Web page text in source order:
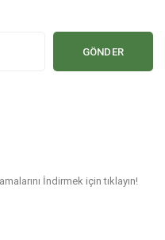
GÖNDER
İndirmek için tıklayın!